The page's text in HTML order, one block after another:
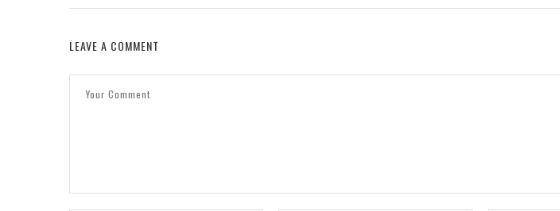
LEAVE A COMMENT